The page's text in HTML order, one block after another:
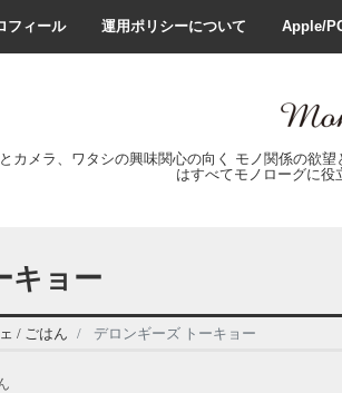
フィール 運用ポリシーについて Apple/
カメラ、ワタシの興味関心の向く モノ関係の
はすべてモノローグに役
キョー
/ ごはん デロンギーズ トーキョー